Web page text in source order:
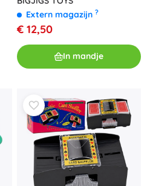
Extern magazijn ?
€ 12,50
In mandje